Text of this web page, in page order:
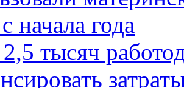
начала года
тысяч